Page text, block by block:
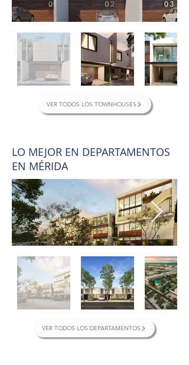
VER TODOS LOS TOWNHOUSES
LO MEJOR EN DEPARTAMENTOS
EN MÉRIDA
VER TODOS LOS DEPARTAMENTOS